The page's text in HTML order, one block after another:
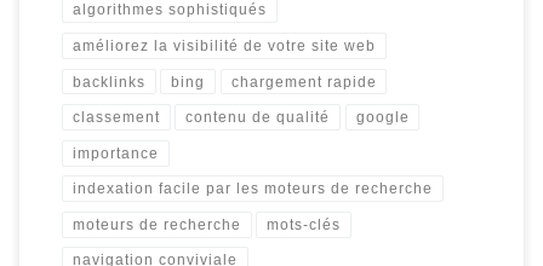
algorithmes sophistiqués
améliorez la visibilité de votre site web
backlinks bing chargement rapide
classement contenu de qualité google
importance
indexation facile par les moteurs de recherche
moteurs de recherche mots-clés
navigation conviviale